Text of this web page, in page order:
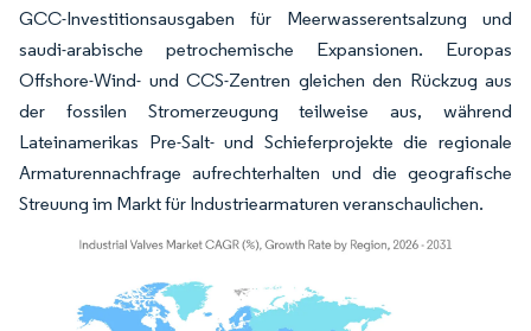
GCC-Investitionsausgaben für Meerwasserentsalzung und
saudi-arabische petrochemische Expansionen. Europas
Offshore-Wind- und CCS-Zentren gleichen den Rückzug aus
der fossilen Stromerzeugung teilweise aus, während
Lateinamerikas Pre-Salt- und Schieferprojekte die regionale
Armaturennachfrage aufrechterhalten und die geografische
Streuung im Markt für Industriearmaturen veranschaulichen.